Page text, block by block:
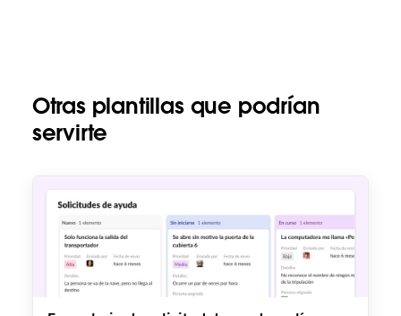
Otras plantillas que podrían
servirte